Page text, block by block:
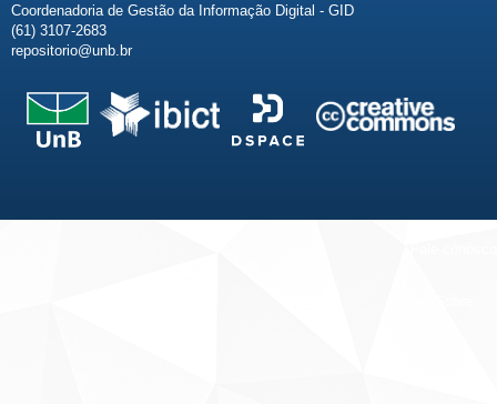
Coordenadoria de Gestão da Informação Digital - GID
(61) 3107-2683
repositorio@unb.br